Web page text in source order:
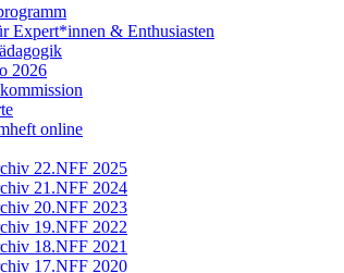
Expert*innen & Enthusiasten
2026
online
22.NFF 2025
21.NFF 2024
20.NFF 2023
19.NFF 2022
18.NFF 2021
17.NFF 2020